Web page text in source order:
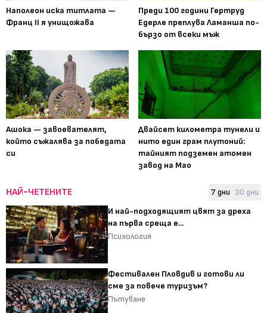
Наполеон иска титлата —
Франц II я унищожава
Преди 100 години Гертруд
Едерле преплува Ламанша по-
бързо от всеки мъж
Ашока — завоевателят,
който съжалява за победата
си
Двайсет километра тунели и
нито един грам плутоний:
тайният подземен атомен
завод на Мао
НАЙ-ЧЕТЕНИТЕ 7 дни 30 дни
И най-подходящият цвят за дреха
на първа среща е...
Психология
Фестивален Пловдив и готови ли
сме за повече туризъм?
Пътуване